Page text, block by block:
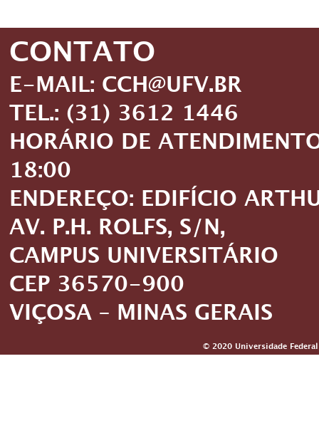
CONTATO
E-MAIL: CCH@UFV.BR
TEL.: (31) 3612 1446
HORÁRIO DE
18:00
ENDEREÇO: EDIFÍCIO
AV. P.H. ROLFS, S/N,
CAMPUS UNIVERSITÁRIO
CEP 36570-900
VIÇOSA – MINAS GERAIS
© 2020 Universidade